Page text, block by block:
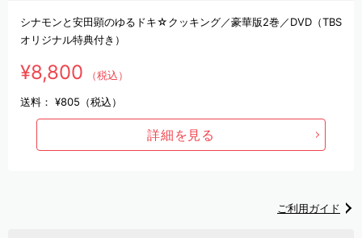
シナモンと安田顕のゆるドキ☆クッキング／豪華版2巻／DVD（TBS
オリジナル特典付き）
¥8,800 （税込）
送料： ¥805（税込）
詳細を見る
ご利用ガイド